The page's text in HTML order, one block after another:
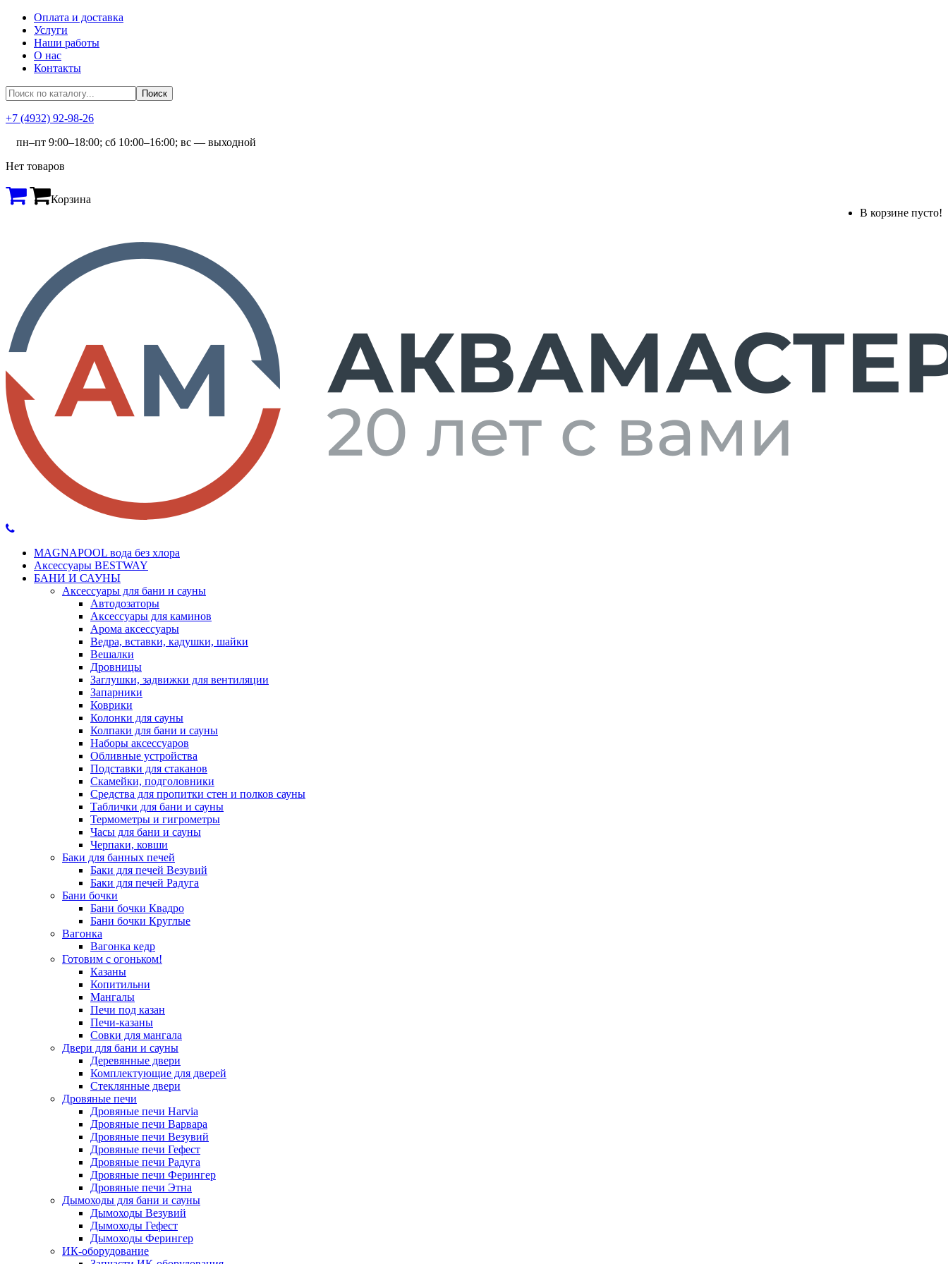
Оплата и доставка
Услуги
Наши работы
О нас
Контакты
+7 (4932) 92-98-26
пн–пт 9:00–18:00; сб 10:00–16:00; вс — выходной
Нет товаров
Корзина
В корзине пусто!
MAGNAPOOL вода без хлора
Аксессуары BESTWAY
БАНИ И САУНЫ
Аксессуары для бани и сауны
Автодозаторы
Аксессуары для каминов
Арома аксессуары
Ведра, вставки, кадушки, шайки
Вешалки
Дровницы
Заглушки, задвижки для вентиляции
Запарники
Коврики
Колонки для сауны
Колпаки для бани и сауны
Наборы аксессуаров
Обливные устройства
Подставки для стаканов
Скамейки, подголовники
Средства для пропитки стен и полков сауны
Таблички для бани и сауны
Термометры и гигрометры
Часы для бани и сауны
Черпаки, ковши
Баки для банных печей
Баки для печей Везувий
Баки для печей Радуга
Бани бочки
Бани бочки Квадро
Бани бочки Круглые
Вагонка
Вагонка кедр
Готовим с огоньком!
Казаны
Копитильни
Мангалы
Печи под казан
Печи-казаны
Совки для мангала
Двери для бани и сауны
Деревянные двери
Комплектующие для дверей
Стеклянные двери
Дровяные печи
Дровяные печи Harvia
Дровяные печи Варвара
Дровяные печи Везувий
Дровяные печи Гефест
Дровяные печи Радуга
Дровяные печи Ферингер
Дровяные печи Этна
Дымоходы для бани и сауны
Дымоходы Везувий
Дымоходы Гефест
Дымоходы Ферингер
ИК-оборудование